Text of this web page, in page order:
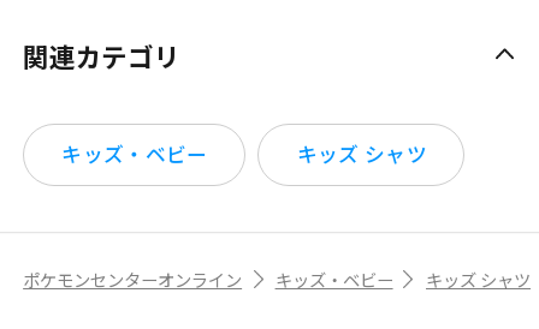
関連カテゴリ
キッズ・ベビー キッズ シャツ
ポケモンセンターオンライン キッズ・ベビー キッズ シャツ